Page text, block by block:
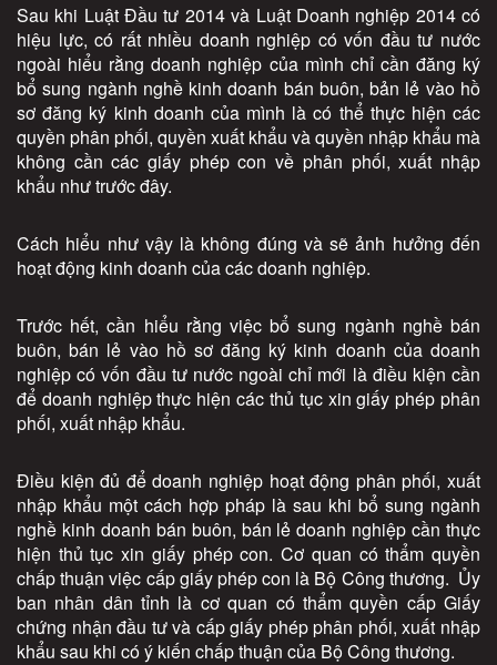
Sau khi Luật Đầu tư 2014 và Luật Doanh nghiệp 2014 có
hiệu lực, có rất nhiều doanh nghiệp có vốn đầu tư nước
ngoài hiểu rằng doanh nghiệp của mình chỉ cần đăng ký
bổ sung ngành nghề kinh doanh bán buôn, bản lẻ vào hồ
sơ đăng ký kinh doanh của mình là có thể thực hiện các
quyền phân phối, quyền xuất khẩu và quyền nhập khẩu mà
không cần các giấy phép con về phân phối, xuất nhập
khẩu như trước đây.
Cách hiểu như vậy là không đúng và sẽ ảnh hưởng đến
hoạt động kinh doanh của các doanh nghiệp.
Trước hết, cần hiểu rằng việc bổ sung ngành nghề bán
buôn, bán lẻ vào hồ sơ đăng ký kinh doanh của doanh
nghiệp có vốn đầu tư nước ngoài chỉ mới là điều kiện cần
để doanh nghiệp thực hiện các thủ tục xin giấy phép phân
phối, xuất nhập khẩu.
Điều kiện đủ để doanh nghiệp hoạt động phân phối, xuất
nhập khẩu một cách hợp pháp là sau khi bổ sung ngành
nghề kinh doanh bán buôn, bán lẻ doanh nghiệp cần thực
hiện thủ tục xin giấy phép con. Cơ quan có thẩm quyền
chấp thuận việc cấp giấy phép con là Bộ Công thương. Ủy
ban nhân dân tỉnh là cơ quan có thẩm quyền cấp Giấy
chứng nhận đầu tư và cấp giấy phép phân phối, xuất nhập
khẩu sau khi có ý kiến chấp thuận của Bộ Công thương.